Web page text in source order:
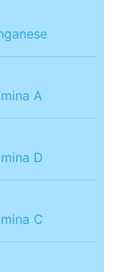
A
D
C